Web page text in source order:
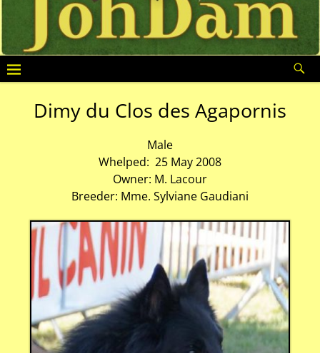
Dimy du Clos des Agapornis
Male
Whelped: 25 May 2008
Owner: M. Lacour
Breeder: Mme. Sylviane Gaudiani